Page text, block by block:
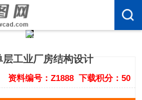
工业厂房结构设计
下载积分：50
资料编号：Z1888